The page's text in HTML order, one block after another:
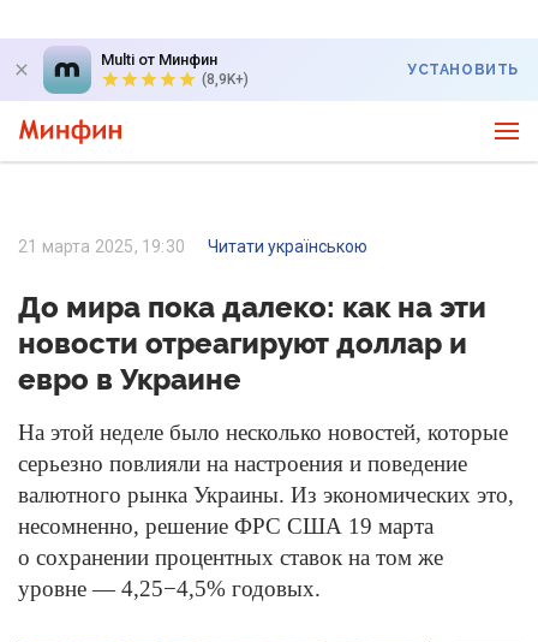
Multi от Минфин
(8,9K+)
УСТАНОВИТЬ
21 марта 2025, 19:30 Читати українською
До мира пока далеко: как на эти
новости отреагируют доллар и
евро в Украине
На этой неделе было несколько новостей, которые
серьезно повлияли на настроения и поведение
валютного рынка Украины. Из экономических это,
несомненно, решение ФРС США 19 марта
о сохранении процентных ставок на том же
уровне — 4,25−4,5% годовых.